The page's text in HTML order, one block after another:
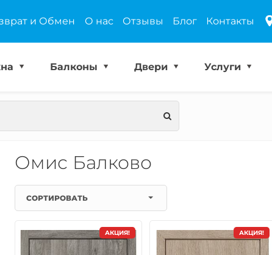
и Обмен О нас Отзывы Блог Контакты
Балконы Двери Услуги
Омис Балково
СОРТИРОВАТЬ
АКЦИЯ! АКЦИЯ!